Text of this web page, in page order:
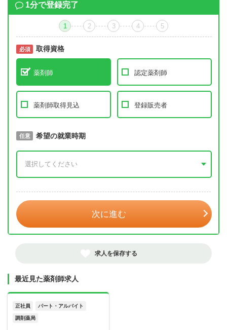
1分で登録完了
1 2 3 4 5
必須 取得資格
薬剤師 認定薬剤師
薬剤師取得見込 登録販売者
必須 取得予定年
任意 希望の就業時期
次に進む
求人を保存する
最近見た薬剤師求人
正社員 パート・アルバイト
調剤薬局